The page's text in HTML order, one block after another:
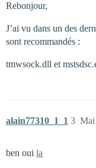
Rebonjour,
J’ai vu dans un des
sont recommandés :
tmwsock.dll et
alain77310_1_1 Mai
3
ben oui la